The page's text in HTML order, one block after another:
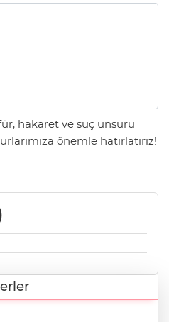
hakaret ve suç unsuru
önemle hatırlatırız!